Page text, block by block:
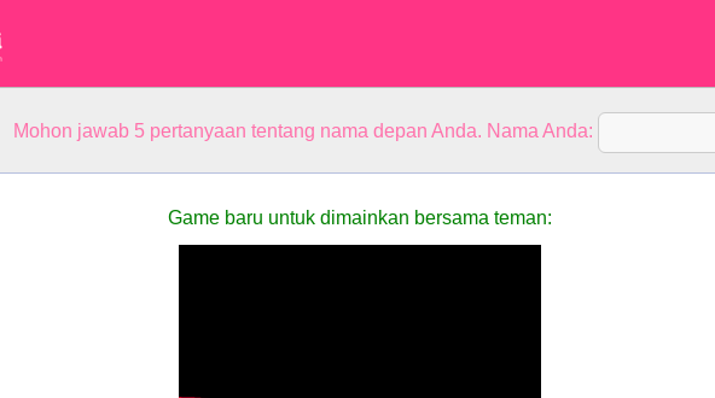
Mohon jawab 5 pertanyaan tentang nama depan Anda. Nama Anda:
Game baru untuk dimainkan bersama teman: